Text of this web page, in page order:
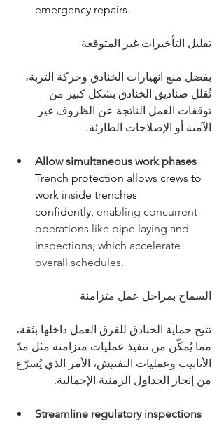
emergency repairs.
تقليل التأخيرات غير المتوقعة
بفضل منع انهيارات الخنادق وحركة التربة،
تُقلل صناديق الخنادق بشكل كبير من
توقفات العمل الناتجة عن الظروف غير
الآمنة أو الإصلاحات الطارئة.
Allow simultaneous work phases
Trench protection allows crews to
work inside trenches
confidently enabling concurrent
operations like pipe laying and
inspections, which accelerate
overall schedules.
السماح بمراحل عمل متزامنة
تتيح حماية الخنادق للفرق العمل داخلها بثقة،
مما يُمكّن من تنفيذ عمليات متزامنة مثل مدّ
الأنابيب وعمليات التفتيش، الأمر الذي يُسرّع
من إنجاز الجداول الزمنية الإجمالية.
Streamline regulatory inspections